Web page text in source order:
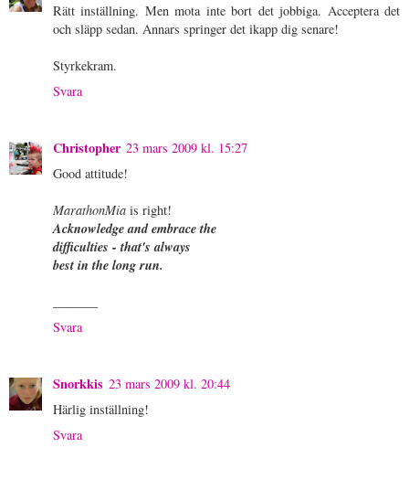
Rätt inställning. Men mota inte bort det jobbiga. Acceptera det
och släpp sedan. Annars springer det ikapp dig senare!
Styrkekram.
Svara
Christopher 23 mars 2009 kl. 15:27
Good attitude!
MarathonMia is right!
Acknowledge and embrace the
difficulties - that's always
best in the long run.
Svara
Snorkkis 23 mars 2009 kl. 20:44
Härlig inställning!
Svara